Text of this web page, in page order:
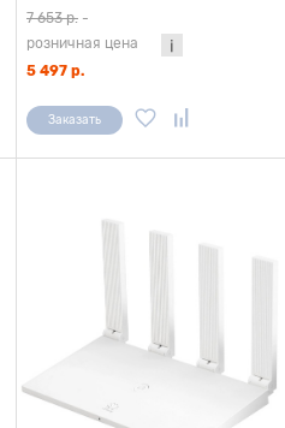
7 653 р. -
розничная цена
5 497 р.
Заказать